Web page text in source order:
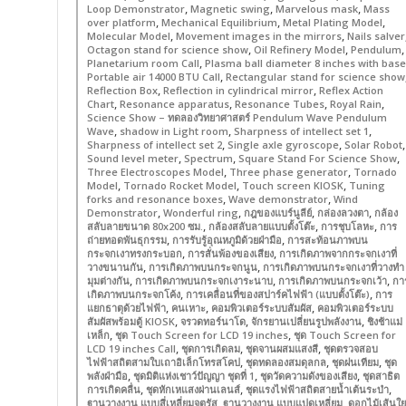
Loop Demonstrator, Magnetic swing, Marvelous mask, Mass
over platform, Mechanical Equilibrium, Metal Plating Model,
Molecular Model, Movement images in the mirrors, Nails salver
Octagon stand for science show, Oil Refinery Model, Pendulum,
Planetarium room Call, Plasma ball diameter 8 inches with base
Portable air 14000 BTU Call, Rectangular stand for science show
Reflection Box, Reflection in cylindrical mirror, Reflex Action
Chart, Resonance apparatus, Resonance Tubes, Royal Rain,
Science Show – ทดลองวิทยาศาสตร์ Pendulum Wave Pendulum
Wave, shadow in Light room, Sharpness of intellect set 1 ,
Sharpness of intellect set 2, Single axle gyroscope, Solar Robot,
Sound level meter, Spectrum, Square Stand For Science Show,
Three Electroscopes Model, Three phase generator, Tornado
Model, Tornado Rocket Model, Touch screen KIOSK, Tuning
forks and resonance boxes, Wave demonstrator, Wind
Demonstrator, Wonderful ring, กฎของแบร์นูลีย์, กล่องลวงตา, กล้อง
สลับลายขนาด 80x200 ซม., กล้องสลับลายแบบตั้งโต๊ะ, การชุบโลหะ, การ
ถ่ายทอดพันธุกรรม, การรับรู้อุณหภูมิด้วยฝ่ามือ, การสะท้อนภาพบน
กระจกเงาทรงกระบอก, การสั่นพ้องของเสียง, การเกิดภาพจากกระจกเงาที่
วางขนานกัน, การเกิดภาพบนกระจกนูน, การเกิดภาพบนกระจกเงาที่วางทำ
มุมต่างกัน, การเกิดภาพบนกระจกเงาระนาบ, การเกิดภาพบนกระจกเว้า, กา
เกิดภาพบนกระจกโค้ง, การเคลื่อนที่ของสปาร์คไฟฟ้า (แบบตั้งโต๊ะ), การ
แยกธาตุด้วยไฟฟ้า, คนเหาะ, คอมพิวเตอร์ระบบสัมผัส, คอมพิวเตอร์ระบบ
สัมผัสพร้อมตู้ KIOSK, จรวดทอร์นาโด, จักรยานเปลี่ยนรูปพลังงาน, ชิงช้าแม่
เหล็ก, ชุด Touch Screen for LCD 19 inches, ชุด Touch Screen for
LCD 19 inches Call, ชุดการเกิดลม, ชุดจานผสมแสงสี, ชุดตรวจสอบ
ไฟฟ้าสถิตสามใบเถาอิเล็กโทรสโคป, ชุดทดลองสมดุลกล, ชุดฝนเทียม, ชุด
พลังฝ่ามือ, ชุดมิติแห่งเชาว์ปัญญา ชุดที่ 1 , ชุดวัดความดังของเสียง, ชุดสาธิต
การเกิดคลื่น, ชุดหักเหแสงผ่านเลนส์, ชุดแรงไฟฟ้าสถิตสายน้ำเต้นระบำ,
ฐานวางงาน แบบสี่เหลี่ยมจตุรัส, ฐานวางงาน แบบแปดเหลี่ยม, ดอกไม้เส้นใย